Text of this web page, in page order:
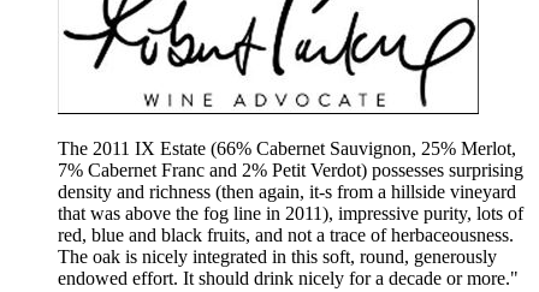
The 2011 IX Estate (66% Cabernet Sauvignon, 25% Merlot,
7% Cabernet Franc and 2% Petit Verdot) possesses surprising
density and richness (then again, it-s from a hillside vineyard
that was above the fog line in 2011), impressive purity, lots of
red, blue and black fruits, and not a trace of herbaceousness.
The oak is nicely integrated in this soft, round, generously
endowed effort. It should drink nicely for a decade or more."